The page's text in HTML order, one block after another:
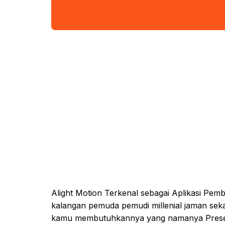
Alight Motion Terkenal sebagai Aplikasi
kalangan pemuda pemudi millenial jaman
kamu membutuhkannya yang namanya